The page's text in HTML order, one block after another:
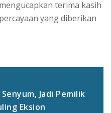
terima kasih
yang diberikan
Jadi Pemilik
Eksion